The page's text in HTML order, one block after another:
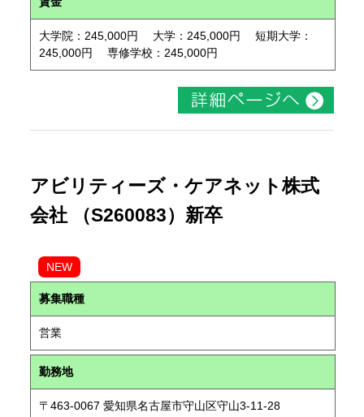
大学院：245,000円 大学：245,000円 短期大学：
245,000円 専修学校：245,000円
アビリティーズ・ケアネット株式
会社 （S260083）新卒
NEW
募集職種
営業
勤務地
〒463-0067 愛知県名古屋市守山区守山3-11-28